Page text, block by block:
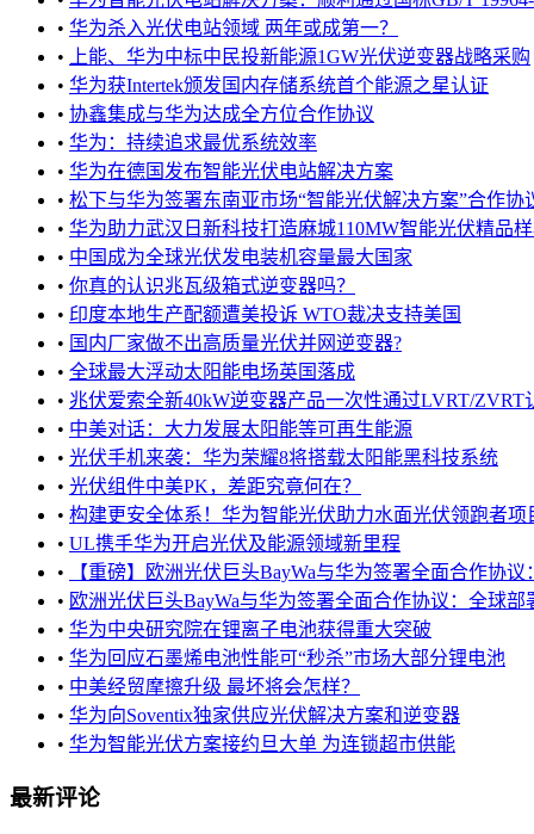
• 华为杀入光伏电站领域 两年或成第一？
•
上能、华为中标中民投新能源1GW光伏逆变器战略采购
• 华为获Intertek颁发国内存储系统首个能源之星认证
• 协鑫集成与华为达成全方位合作协议
• 华为：持续追求最优系统效率
• 华为在德国发布智能光伏电站解决方案
• 松下与华为签署东南亚市场“智能光伏解决方案”合作协
• 华为助力武汉日新科技打造麻城110MW智能光伏精品
• 中国成为全球光伏发电装机容量最大国家
• 你真的认识兆瓦级箱式逆变器吗？
• 印度本地生产配额遭美投诉 WTO裁决支持美国
• 国内厂家做不出高质量光伏并网逆变器?
• 全球最大浮动太阳能电场英国落成
• 兆伏爱索全新40kW逆变器产品一次性通过LVRT/ZVRT
• 中美对话：大力发展太阳能等可再生能源
• 光伏手机来袭：华为荣耀8将搭载太阳能黑科技系统
• 光伏组件中美PK，差距究竟何在？
• 构建更安全体系！华为智能光伏助力水面光伏领跑者项
• UL携手华为开启光伏及能源领域新里程
•
【重磅】欧洲光伏巨头BayWa与华为签署全面合作协
• 欧洲光伏巨头BayWa与华为签署全面合作协议：全球
• 华为中央研究院在锂离子电池获得重大突破
• 华为回应石墨烯电池性能可“秒杀”市场大部分锂电池
• 中美经贸摩擦升级 最坏将会怎样？
• 华为向Soventix独家供应光伏解决方案和逆变器
• 华为智能光伏方案接约旦大单 为连锁超市供能
最新评论